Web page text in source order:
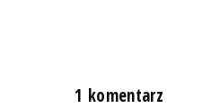
1 komentarz